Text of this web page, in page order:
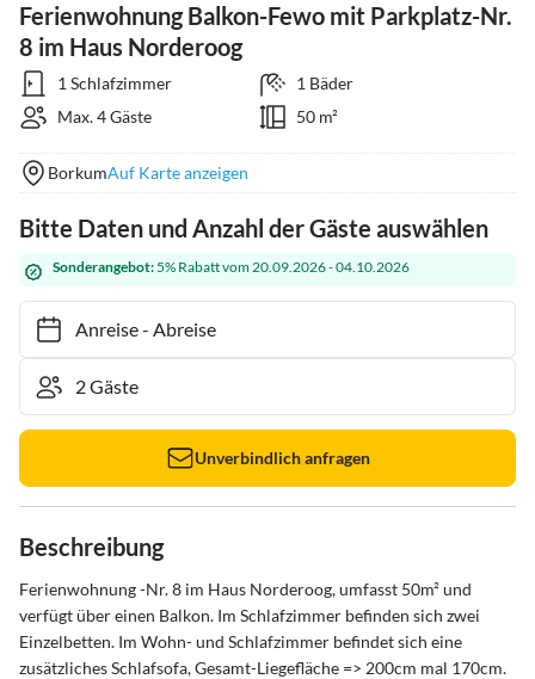
Ferienwohnung Balkon-Fewo mit Parkplatz-Nr.
8 im Haus Norderoog
1 Schlafzimmer
1 Bäder
Max. 4 Gäste
50 m²
BorkumAuf Karte anzeigen
Bitte Daten und Anzahl der Gäste auswählen
Sonderangebot:5% Rabatt vom 20.09.2026 - 04.10.2026
Anreise- Abreise
Unverbindlich anfragen
Beschreibung
Ferienwohnung -Nr. 8 im Haus Norderoog, umfasst 50m² und
verfügt über einen Balkon. Im Schlafzimmer befinden sich zwei
Einzelbetten. Im Wohn- und Schlafzimmer befindet sich eine
zusätzliches Schlafsofa, Gesamt-Liegefläche => 200cm mal 170cm.